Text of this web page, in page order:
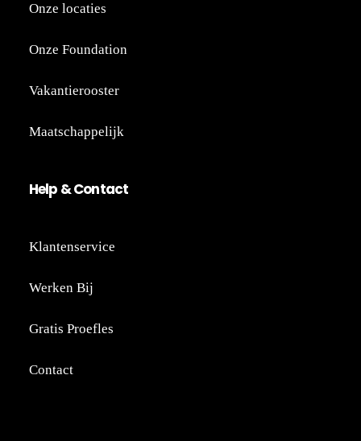
Onze locaties
Onze Foundation
Vakantierooster
Maatschappelijk
Help &Contact
Klantenservice
Werken Bij
Gratis Proefles
Contact